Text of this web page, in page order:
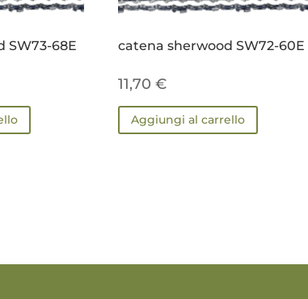
SW73-68E catena sherwood SW72-60E
11,70 €
Aggiungi al carrello